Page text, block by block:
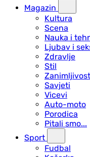
Magazin
Kultura
Scena
Nauka i
Ljubav i
Zdravlje
Stil
Savjeti
Vicevi
Auto-moto
Porodica
Pitali smo...
Sport
Fudbal